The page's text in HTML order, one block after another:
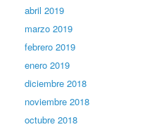
abril 2019
marzo 2019
febrero 2019
enero 2019
diciembre 2018
noviembre 2018
octubre 2018